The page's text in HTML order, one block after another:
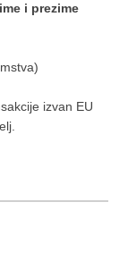
i prezime
izvan EU